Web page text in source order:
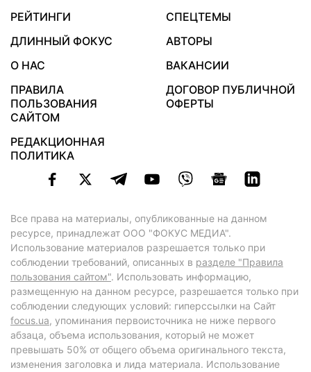
РЕЙТИНГИ
СПЕЦТЕМЫ
ДЛИННЫЙ ФОКУС
АВТОРЫ
О НАС
ВАКАНСИИ
ПРАВИЛА
ПОЛЬЗОВАНИЯ
САЙТОМ
ДОГОВОР ПУБЛИЧНОЙ
ОФЕРТЫ
РЕДАКЦИОННАЯ
ПОЛИТИКА
Все права на материалы, опубликованные на данном
ресурсе, принадлежат ООО "ФОКУС МЕДИА".
Использование материалов разрешается только при
соблюдении требований, описанных в разделе "Правила
пользования сайтом". Использовать информацию,
размещенную на данном ресурсе, разрешается только при
соблюдении следующих условий: гиперссылки на Сайт
focus.ua, упоминания первоисточника не ниже первого
абзаца, объема использования, который не может
превышать 50% от общего объема оригинального текста,
изменения заголовка и лида материала. Использование